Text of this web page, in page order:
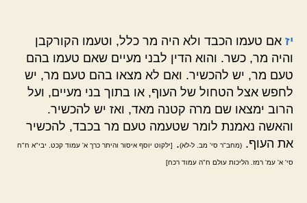
יז אם טעמו הכבד ולא היה מר כלל, וטעמו הקורקבן
והיה מר, כשר. והוא הדין לבני מעיים שאם טעמו בהם
טעם מר, יש להכשיר. ואם לא מצאו בהם טעם מר, יש
לחפש אצל הטחול של העוף, או בתוך בני מעיים, ועל
הרוב ימצאו שם מרה קטנה מאד, ואז יש להכשיר.
והאשה נאמנת לומר שטעמה טעם מר בכבד, להכשיר
את העוף. (מחב"ר סי' מב. ל-לא). [ילקוט יוסף איסור והיתר כרך א' עמוד קכט. יבי"א ח"ח
סי' א' עמ' רמז. הליכות עולם ח"ה עמוד רכח]